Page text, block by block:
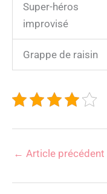
Super-héros
improvisé
Grappe de raisin
← Article précédent